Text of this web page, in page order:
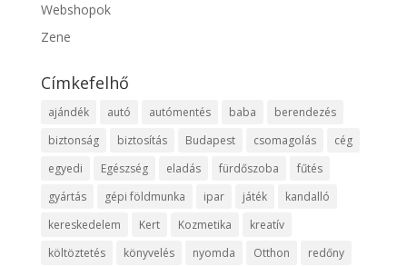
Webshopok
Zene
Címkefelhő
ajándék autó autómentés baba
berendezés
biztonság
biztosítás Budapest csomagolás
cég
egyedi
Egészség eladás fürdőszoba
fűtés
gyártás
gépi földmunka ipar játék
kandalló
kereskedelem
Kert Kozmetika
kreatív
költöztetés
könyvelés nyomda Otthon redőny